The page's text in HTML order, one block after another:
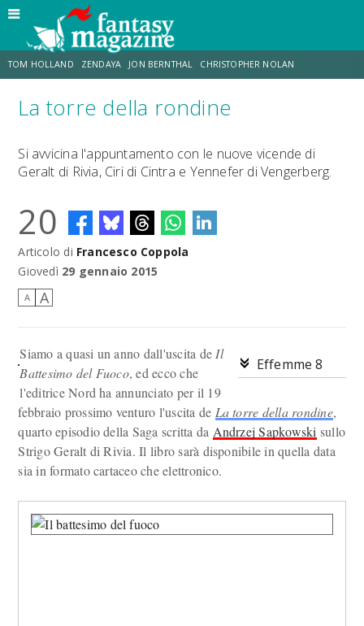
TOM HOLLAND ZENDAYA JON BERNTHAL CHRISTOPHER NOLAN
STRANIMONDI LUCCA COMICS & GAMES ODISSEA
DESTIN DANIEL CRETTON ERIK SOMMERS
La torre della rondine
Si avvicina l'appuntamento con le nuove vicende di
Geralt di Rivia, Ciri di Cintra e Yennefer di Vengerberg.
20
Articolo di Francesco Coppola
Giovedì 29 gennaio 2015
A A
Effemme 8
Siamo a quasi un anno dall'uscita de Il
Battesimo del Fuoco, ed ecco che
l'editrice Nord ha annunciato per il 19
febbraio prossimo venturo l'uscita de La torre della rondine,
quarto episodio della Saga scritta da Andrzej Sapkowski sullo
Strigo Geralt di Rivia. Il libro sarà disponibile in quella data
sia in formato cartaceo che elettronico.